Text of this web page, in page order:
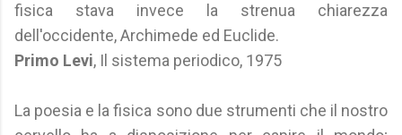
fisica stava invece la strenua chiarezza
dell'occidente, Archimede ed Euclide.
Primo Levi, Il sistema periodico, 1975
La poesia e la fisica sono due strumenti che il nostro